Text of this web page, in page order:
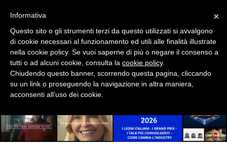
MOBILE
PROMOZIONI
PRODOTTI
PUNTI VENDITA
×
Informativa
Questo sito o gli strumenti terzi da questo utilizzati si avvalgono
di cookie necessari al funzionamento ed utili alle finalità illustrate
nella cookie policy. Se vuoi saperne di più o negare il consenso a
tutti o ad alcuni cookie, consulta la cookie policy.
Chiudendo questo banner, scorrendo questa pagina, cliccando
su un link o proseguendo la navigazione in altra maniera,
acconsenti all’uso dei cookie.